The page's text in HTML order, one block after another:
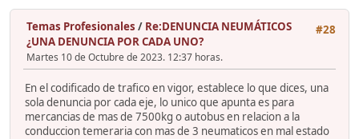
#28
Temas Profesionales / Re:DENUNCIA NEUMÁTICOS
¿UNA DENUNCIA POR CADA UNO?
Martes 10 de Octubre de 2023. 12:37 horas.
En el codificado de trafico en vigor, establece lo que dices, una
sola denuncia por cada eje, lo unico que apunta es para
mercancias de mas de 7500kg o autobus en relacion a la
conduccion temeraria con mas de 3 neumaticos en mal estado